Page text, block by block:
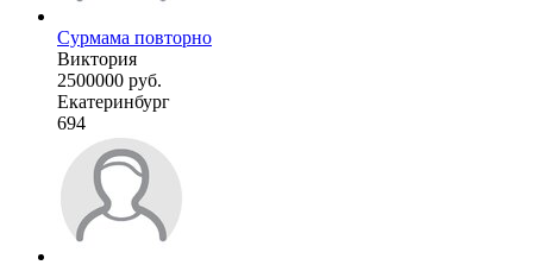
Сурмама повторно
Виктория
2500000 руб.
Екатеринбург
694